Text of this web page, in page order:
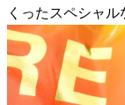
くったスペシャル